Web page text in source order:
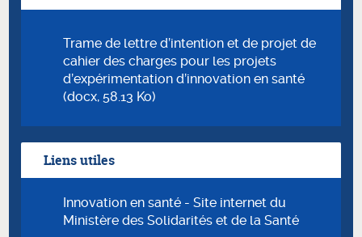
Trame de lettre d’intention et de projet de
cahier des charges pour les projets
d’expérimentation d’innovation en santé
(docx, 58.13 Ko)
Liens utiles
Innovation en santé - Site internet du
Ministère des Solidarités et de la Santé